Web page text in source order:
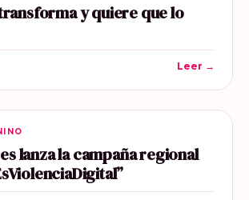
y quiere que lo
Leer →
lanza la campaña regional